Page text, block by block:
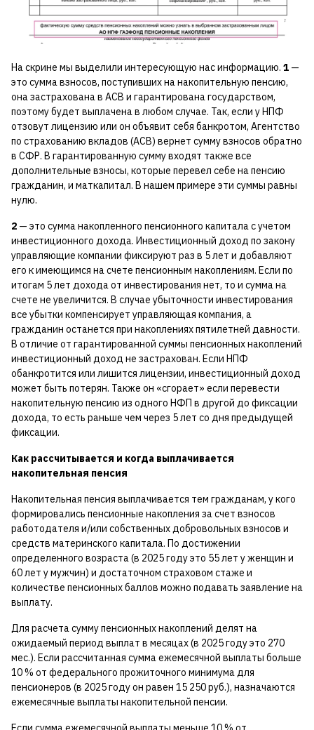
На скрине мы выделили интересующую нас информацию. 1 —
это сумма взносов, поступивших на накопительную пенсию,
она застрахована в АСВ и гарантирована государством,
поэтому будет выплачена в любом случае. Так, если у НПФ
отзовут лицензию или он объявит себя банкротом, Агентство
по страхованию вкладов (АСВ) вернет сумму взносов обратно
в СФР. В гарантированную сумму входят также все
дополнительные взносы, которые перевел себе на пенсию
гражданин, и маткапитал. В нашем примере эти суммы равны
нулю.
2 — это сумма накопленного пенсионного капитала с учетом
инвестиционного дохода. Инвестиционный доход по закону
управляющие компании фиксируют раз в 5 лет и добавляют
его к имеющимся на счете пенсионным накоплениям. Если по
итогам 5 лет дохода от инвестирования нет, то и сумма на
счете не увеличится. В случае убыточности инвестирования
все убытки компенсирует управляющая компания, а
гражданин останется при накоплениях пятилетней давности.
В отличие от гарантированной суммы пенсионных накоплений
инвестиционный доход не застрахован. Если НПФ
обанкротится или лишится лицензии, инвестиционный доход
может быть потерян. Также он «сгорает» если перевести
накопительную пенсию из одного НФП в другой до фиксации
дохода, то есть раньше чем через 5 лет со дня предыдущей
фиксации.
Как рассчитывается и когда выплачивается
накопительная пенсия
Накопительная пенсия выплачивается тем гражданам, у кого
формировались пенсионные накопления за счет взносов
работодателя и/или собственных добровольных взносов и
средств материнского капитала. По достижении
определенного возраста (в 2025 году это 55 лет у женщин и
60 лет у мужчин) и достаточном страховом стаже и
количестве пенсионных баллов можно подавать заявление на
выплату.
Для расчета сумму пенсионных накоплений делят на
ожидаемый период выплат в месяцах (в 2025 году это 270
мес.). Если рассчитанная сумма ежемесячной выплаты больше
10 % от федерального прожиточного минимума для
пенсионеров (в 2025 году он равен 15 250 руб.), назначаются
ежемесячные выплаты накопительной пенсии.